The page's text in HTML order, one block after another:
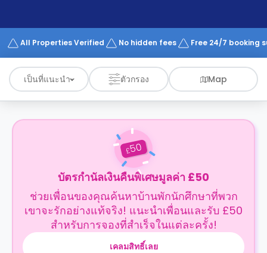
Works
All Properties Verified No hidden fees Free 24/7 booking
เป็นที่แนะนำ ตัวกรอง Map
£50
บัตรกำนัลเงินคืนพิเศษมูลค่า £50
ช่วยเพื่อนของคุณค้นหาบ้านพักนักศึกษาที่พวก
เขาจะรักอย่างแท้จริง! แนะนำเพื่อนและรับ £50
สำหรับการจองที่สำเร็จในแต่ละครั้ง!
เคลมสิทธิ์เลย